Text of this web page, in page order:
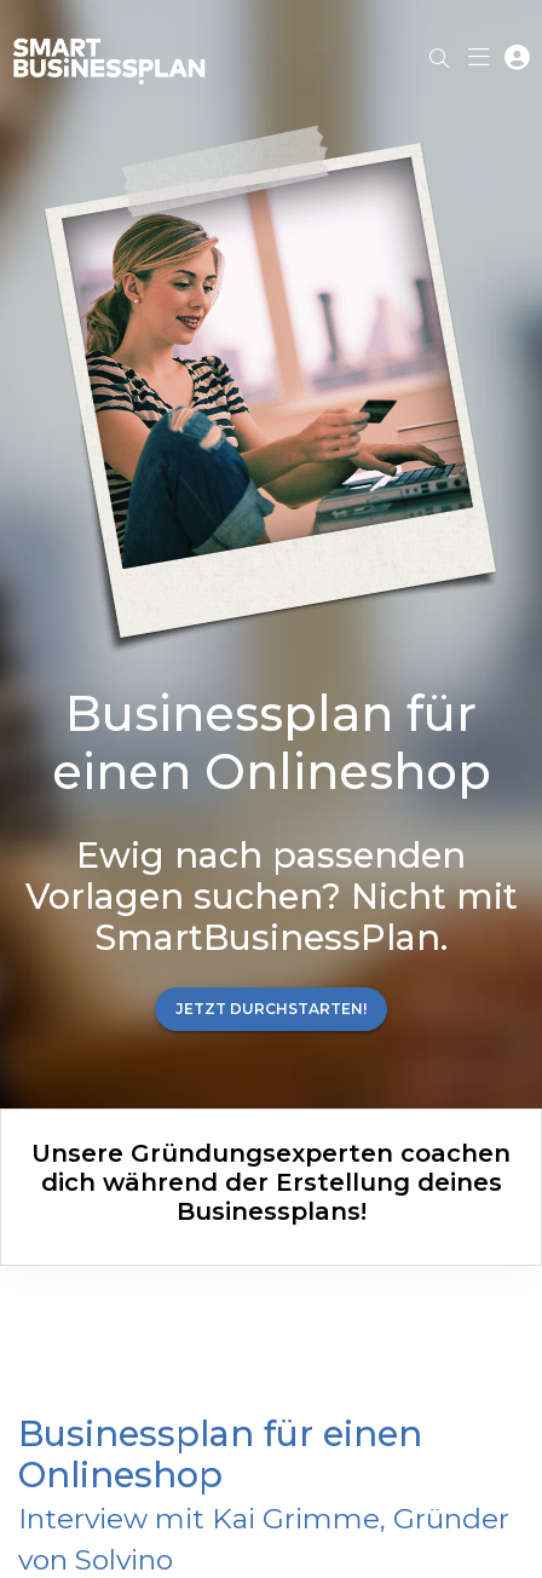
Businessplan für
einen Onlineshop
Ewig nach passenden
Vorlagen suchen? Nicht mit
SmartBusinessPlan.
JETZT DURCHSTARTEN!
Unsere Gründungsexperten coachen
dich während der Erstellung deines
Businessplans!
Businessplan für einen
Onlineshop
Interview mit Kai Grimme, Gründer
von Solvino